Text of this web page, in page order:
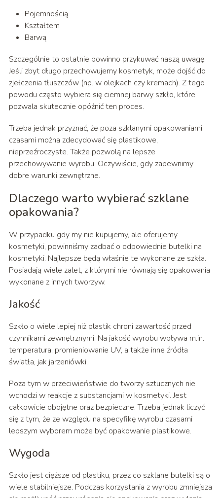
Pojemnością
Kształtem
Barwą
Szczególnie to ostatnie powinno przykuwać naszą uwagę.
Jeśli zbyt długo przechowujemy kosmetyk, może dojść do
zjełczenia tłuszczów (np. w olejkach czy kremach). Z tego
powodu często wybiera się ciemnej barwy szkło, które
pozwala skutecznie opóźnić ten proces.
Trzeba jednak przyznać, że poza szklanymi opakowaniami
czasami można zdecydować się plastikowe,
nieprzeźroczyste. Także pozwolą na lepsze
przechowywanie wyrobu. Oczywiście, gdy zapewnimy
dobre warunki zewnętrzne.
Dlaczego warto wybierać szklane
opakowania?
W przypadku gdy my nie kupujemy, ale oferujemy
kosmetyki, powinniśmy zadbać o odpowiednie butelki na
kosmetyki. Najlepsze będą właśnie te wykonane ze szkła.
Posiadają wiele zalet, z którymi nie równają się opakowania
wykonane z innych tworzyw.
Jakość
Szkło o wiele lepiej niż plastik chroni zawartość przed
czynnikami zewnętrznymi. Na jakość wyrobu wpływa m.in.
temperatura, promieniowanie UV, a także inne źródła
światła, jak jarzeniówki.
Poza tym w przeciwieństwie do tworzy sztucznych nie
wchodzi w reakcje z substancjami w kosmetyki. Jest
całkowicie obojętne oraz bezpieczne. Trzeba jednak liczyć
się z tym, że ze względu na specyfikę wyrobu czasami
lepszym wyborem może być opakowanie plastikowe.
Wygoda
Szkło jest cięższe od plastiku, przez co szklane butelki są o
wiele stabilniejsze. Podczas korzystania z wyrobu zmniejsza